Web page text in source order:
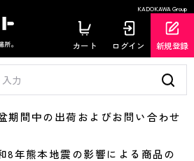
KADOKAWA Group
カート ログイン 新規登録
間中の出荷およびお問い合わせ
熊本地震の影響による商品の